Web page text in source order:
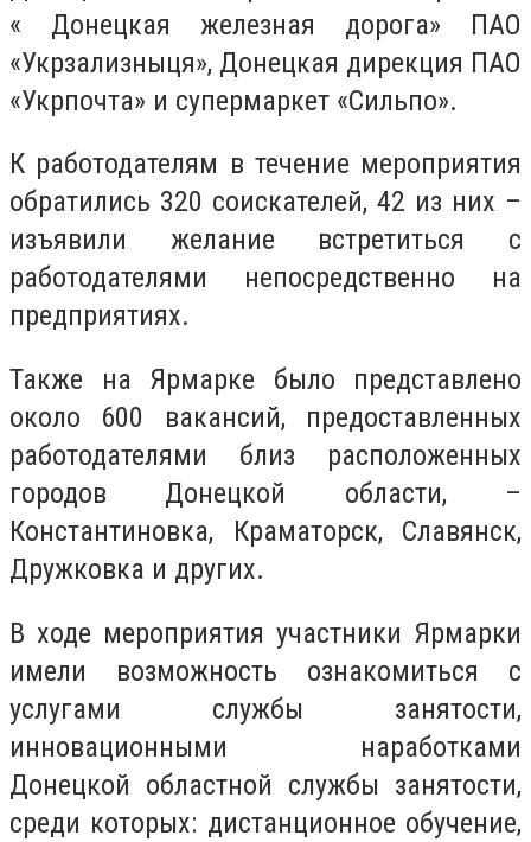
« Донецкая железная дорога» ПАО
«Укрзализныця», Донецкая дирекция ПАО
«Укрпочта» и супермаркет «Сильпо».
К работодателям в течение мероприятия
обратились 320 соискателей, 42 из них –
изъявили желание встретиться с
работодателями непосредственно на
предприятиях.
Также на Ярмарке было представлено
около 600 вакансий, предоставленных
работодателями близ расположенных
городов Донецкой области, –
Константиновка, Краматорск, Славянск,
Дружковка и других.
В ходе мероприятия участники Ярмарки
имели возможность ознакомиться с
услугами службы занятости,
инновационными наработками
Донецкой областной службы занятости,
среди которых: дистанционное обучение,